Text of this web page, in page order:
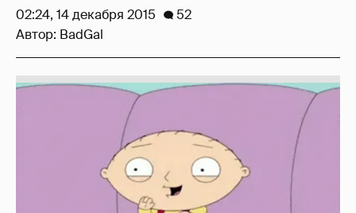
02:24, 14 декабря 2015
52
Автор: BadGal